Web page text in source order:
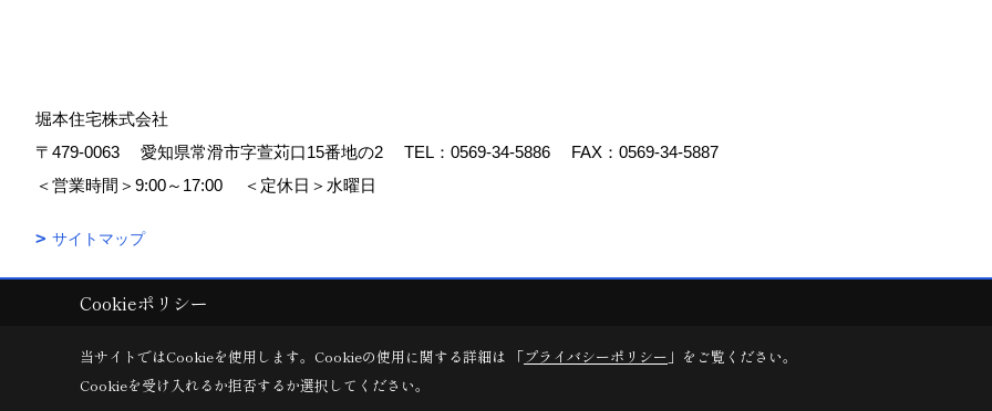
堀本住宅株式会社
〒479-0063
愛知県常滑市字萱苅口15番地の2 TEL： 0569-34-5886
FAX：0569-34-5887
＜営業時間＞9:00～17:00
＜定休日＞水曜日
サイトマップ
Copyright (c) 堀本住宅株式会社. All Rights Reserved.
Cookieポリシー
当サイトではCookieを使用します。 Cookieの使用に関する詳細は 「プライバシーポリシー 」をご覧ください。
Cookieを受け入れるか拒否するか選択してください。